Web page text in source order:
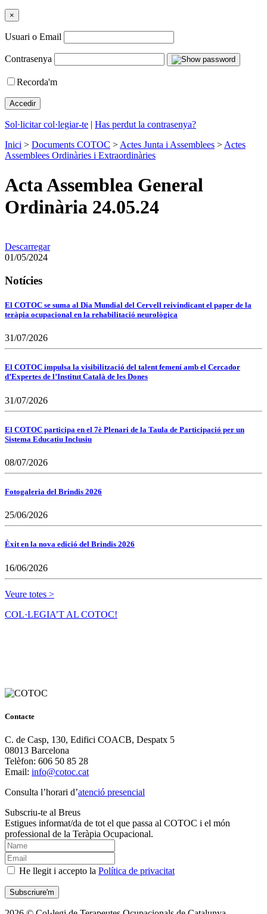
×
Usuari o Email
Contrasenya
Recorda'm
Sol·licitar col·legiar-te | Has perdut la contrasenya?
Inici > Documents COTOC > Actes Junta i Assemblees > Actes
Assemblees Ordinàries i Extraordinàries
Acta Assemblea General
Ordinària 24.05.24
Descarregar
01/05/2024
Notícies
El COTOC se suma al Dia Mundial del Cervell reivindicant el paper de la
teràpia ocupacional en la rehabilitació neurològica
31/07/2026
El COTOC impulsa la visibilització del talent femení amb el Cercador
d’Expertes de l’Institut Català de les Dones
31/07/2026
El COTOC participa en el 7è Plenari de la Taula de Participació per un
Sistema Educatiu Inclusiu
08/07/2026
Fotogaleria del Brindis 2026
25/06/2026
Èxit en la nova edició del Brindis 2026
16/06/2026
Veure totes >
COL·LEGIA’T AL COTOC!
Contacte
C. de Casp, 130, Edifici COACB, Despatx 5
08013 Barcelona
Telèfon: 606 50 85 28
Email: info@cotoc.cat
Consulta l’horari d’atenció presencial
Subscriu-te al Breus
Estigues informat/da de tot el que passa al COTOC i el món
professional de la Teràpia Ocupacional.
He llegit i accepto la Política de privacitat